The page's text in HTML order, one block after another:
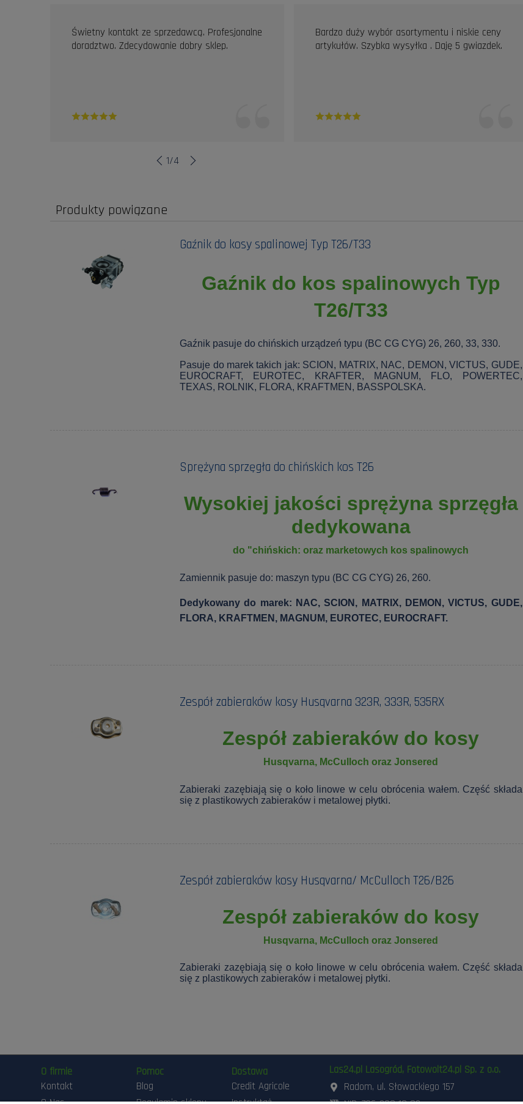
Świetny kontakt ze sprzedawcą. Profesjonalne
doradztwo. Zdecydowanie dobry sklep.
Bardzo duży wybór asortymentu i niskie ceny
artykułów. Szybka wysyłka . Daję 5 gwiazdek.
1/4
Produkty powiązane
Gaźnik do kosy spalinowej Typ T26/T33
Gaźnik do kos spalinowych Typ
T26/T33
Gaźnik pasuje do chińskich urządzeń typu (BC CG CYG) 26, 260, 33, 330.
Pasuje do marek takich jak: SCION, MATRIX, NAC, DEMON, VICTUS, GUDE,
EUROCRAFT, EUROTEC, KRAFTER, MAGNUM, FLO, POWERTEC,
TEXAS, ROLNIK, FLORA, KRAFTMEN, BASSPOLSKA.
Sprężyna sprzęgła do chińskich kos T26
Wysokiej jakości sprężyna sprzęgła
dedykowana
do "chińskich: oraz marketowych kos spalinowych
Zamiennik pasuje do: maszyn typu (BC CG CYG) 26, 260.
Dedykowany do marek: NAC, SCION, MATRIX, DEMON, VICTUS, GUDE,
FLORA, KRAFTMEN, MAGNUM, EUROTEC, EUROCRAFT.
Zespół zabieraków kosy Husqvarna 323R, 333R, 535RX
Zespół zabieraków do kosy
Husqvarna, McCulloch oraz Jonsered
Zabieraki zazębiają się o koło linowe w celu obrócenia wałem. Część składa
się z plastikowych zabieraków i metalowej płytki.
Zespół zabieraków kosy Husqvarna/ McCulloch T26/B26
Zespół zabieraków do kosy
Husqvarna, McCulloch oraz Jonsered
Zabieraki zazębiają się o koło linowe w celu obrócenia wałem. Część składa
się z plastikowych zabieraków i metalowej płytki.
O firmie
Kontakt
Pomoc
Blog
Dostawa
Credit Agricole
Las24.pl Lasogród, Fotowolt24.pl Sp. z o.o.
Radom, ul. Słowackiego 157